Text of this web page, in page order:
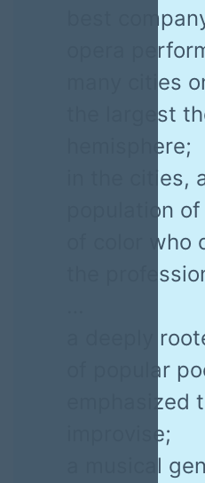
best
opera
many cities
the largest
hemisphere;
in the cities,
population
of color who
the
a deeply
of popular
improvise;
a musical